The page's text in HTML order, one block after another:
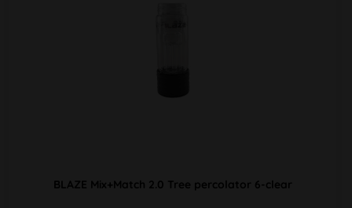
BLAZE Mix+Match 2.0 Tree percolator 6-clear